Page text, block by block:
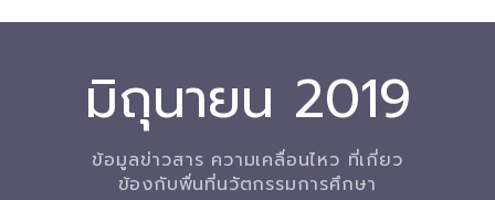
หน้าหลัก
-- มาตรฐานข้อมูลและมาตรฐานการแลกเปลี่ยนข้อมูล
-- สถานศึกษานำร่อง
มิถุนายน 2019
ข้อมูลข่าวสาร ความเคลื่อนไหว ที่เกี่ยว
ข้องกับพื่นที่นวัตกรรมการศึกษา